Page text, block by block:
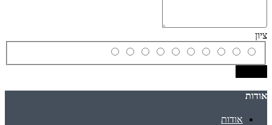
ציון
אודות
אודות